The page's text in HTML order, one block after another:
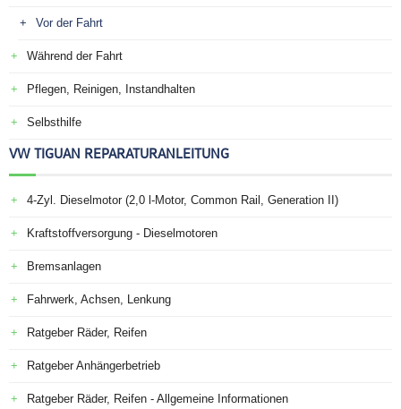
Vor der Fahrt
Während der Fahrt
Pflegen, Reinigen, Instandhalten
Selbsthilfe
VW TIGUAN REPARATURANLEITUNG
4-Zyl. Dieselmotor (2,0 l-Motor, Common Rail, Generation II)
Kraftstoffversorgung - Dieselmotoren
Bremsanlagen
Fahrwerk, Achsen, Lenkung
Ratgeber Räder, Reifen
Ratgeber Anhängerbetrieb
Ratgeber Räder, Reifen - Allgemeine Informationen